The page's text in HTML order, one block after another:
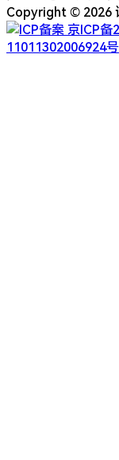
Copyright © 2026
京ICP备
11011302006924号